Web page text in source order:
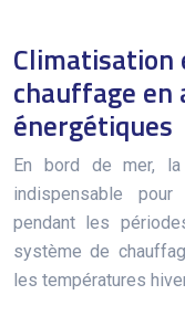
Climatisation
chauffage
énergétiques
En bord de mer, la
indispensable
pendant les
système de
les températures